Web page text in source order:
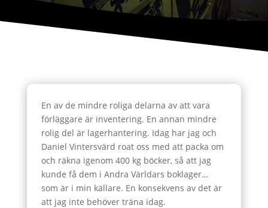
En av de mindre roliga delarna av att vara
förläggare är inventering. En annan mindre
rolig del är lagerhantering. Idag har jag och
Daniel Vintersvärd roat oss med att packa om
och räkna igenom 400 kg böcker, så att jag
kunde få dem i Andra Världars boklager…
som är i min källare. En konsekvens av det är
att jag inte behöver träna idag.